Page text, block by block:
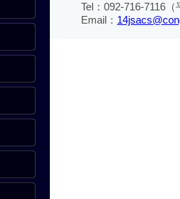
Tel：092-716-7116
Email：